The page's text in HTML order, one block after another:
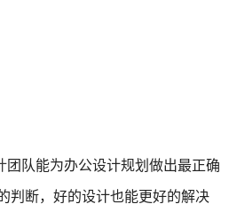
团队能为办公设计规划做出最正确
判断，好的设计也能更好的解决